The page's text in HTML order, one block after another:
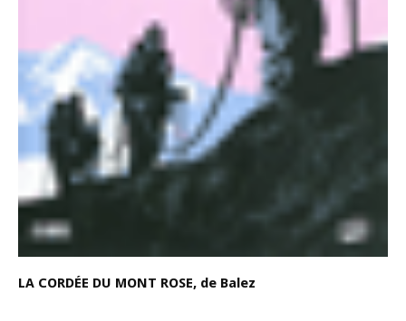
LA CORDÉE DU MONT ROSE, de Balez